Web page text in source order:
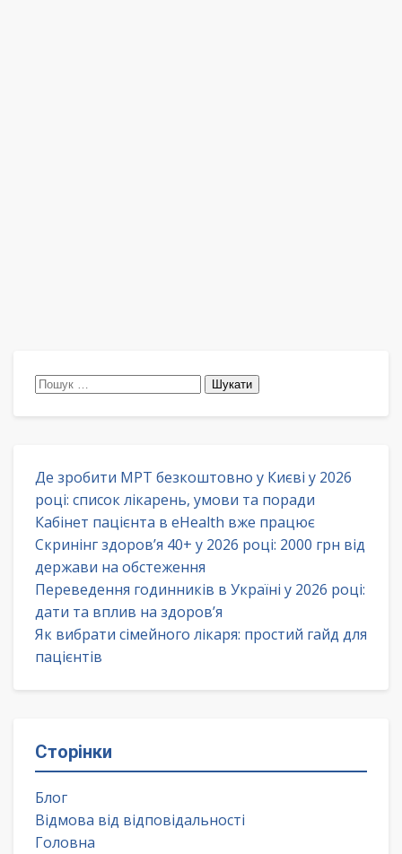
Пошук:
Де зробити МРТ безкоштовно у Києві у 2026
році: список лікарень, умови та поради
Кабінет пацієнта в eHealth вже працює
Скринінг здоров’я 40+ у 2026 році: 2000 грн від
держави на обстеження
Переведення годинників в Україні у 2026 році:
дати та вплив на здоров’я
Як вибрати сімейного лікаря: простий гайд для
пацієнтів
Сторінки
Блог
Відмова від відповідальності
Головна